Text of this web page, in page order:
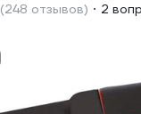
(248 отзывов) 2